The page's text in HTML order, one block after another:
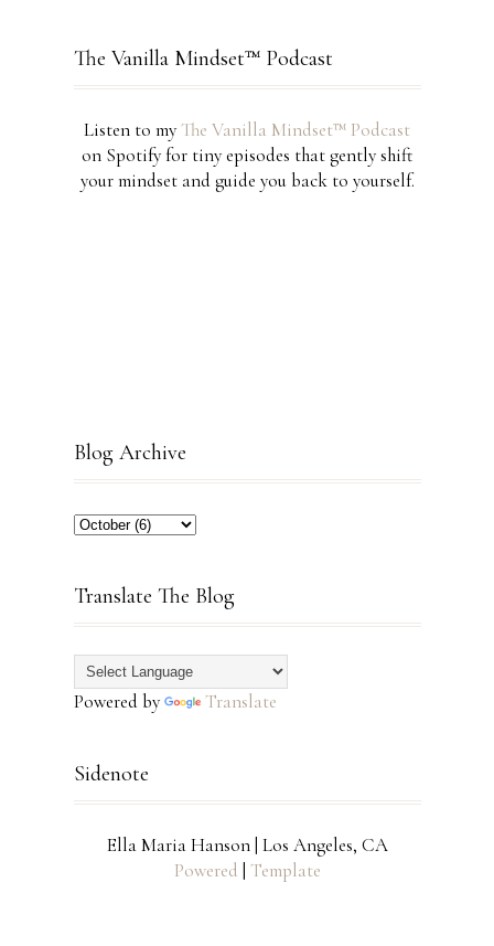
The Vanilla Mindset™ Podcast
Listen to myThe Vanilla Mindset™ Podcast
on Spotify for tiny episodes that gently shift
your mindset and guide you back to yourself.
Blog Archive
Translate The Blog
Powered by Translate
Sidenote
Ella Maria Hanson | Los Angeles, CA
Powered | Template